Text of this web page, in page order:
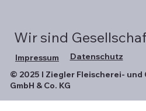
Impressum Datenschutz
Wir sind
© 2025 I Ziegler Fleischerei-
GmbH & Co. KG